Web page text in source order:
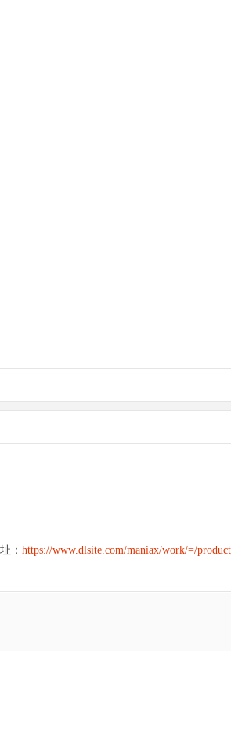
： https://www.dlsite.com/maniax/work/=/